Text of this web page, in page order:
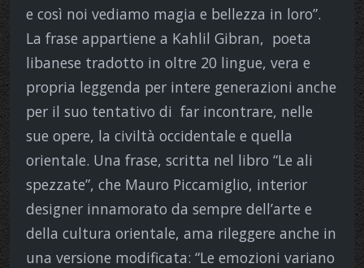
e così noi vediamo magia e bellezza in loro”.
La frase appartiene a Kahlil Gibran, poeta
libanese tradotto in oltre 20 lingue, vera e
propria leggenda per intere generazioni anche
per il suo tentativo di far incontrare, nelle
sue opere, la civiltà occidentale e quella
orientale. Una frase, scritta nel libro “Le ali
spezzate”, che Mauro Piccamiglio, interior
designer innamorato da sempre dell’arte e
della cultura orientale, ama rileggere anche in
una versione modificata: “Le emozioni variano